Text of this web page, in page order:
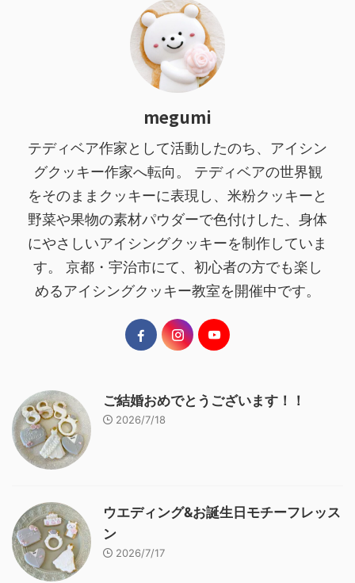
megumi
テディベア作家として活動したのち、アイシン
グクッキー作家へ転向。 テディベアの世界観
をそのままクッキーに表現し、米粉クッキーと
野菜や果物の素材パウダーで色付けした、身体
にやさしいアイシングクッキーを制作していま
す。 京都・宇治市にて、初心者の方でも楽し
めるアイシングクッキー教室を開催中です。
ご結婚おめでとうございます！！
2026/7/18
ウエディング&お誕生日モチーフレッス
ン
2026/7/17